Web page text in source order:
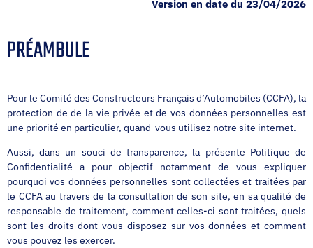
Version en date du 23/04/2026
PRÉAMBULE
Pour le Comité des Constructeurs Français d’Automobiles (CCFA), la
protection de de la vie privée et de vos données personnelles est
une priorité en particulier, quand vous utilisez notre site internet.
Aussi, dans un souci de transparence, la présente Politique de
Confidentialité a pour objectif notamment de vous expliquer
pourquoi vos données personnelles sont collectées et traitées par
le CCFA au travers de la consultation de son site, en sa qualité de
responsable de traitement, comment celles-ci sont traitées, quels
sont les droits dont vous disposez sur vos données et comment
vous pouvez les exercer.